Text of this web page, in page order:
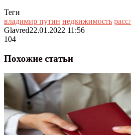
Теги
владимир путин недвижимость
Glavred22.01.2022 11:56
104
Похожие статьи